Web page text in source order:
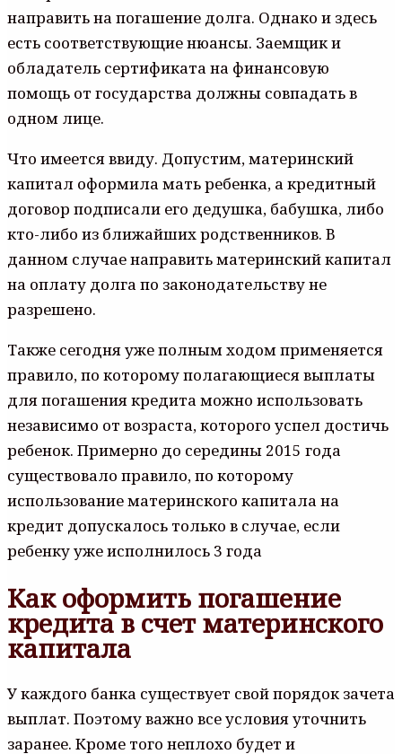
направить на погашение долга. Однако и здесь
есть соответствующие нюансы. Заемщик и
обладатель сертификата на финансовую
помощь от государства должны совпадать в
одном лице.
Что имеется ввиду. Допустим, материнский
капитал оформила мать ребенка, а кредитный
договор подписали его дедушка, бабушка, либо
кто-либо из ближайших родственников. В
данном случае направить материнский капитал
на оплату долга по законодательству не
разрешено.
Также сегодня уже полным ходом применяется
правило, по которому полагающиеся выплаты
для погашения кредита можно использовать
независимо от возраста, которого успел достичь
ребенок. Примерно до середины 2015 года
существовало правило, по которому
использование материнского капитала на
кредит допускалось только в случае, если
ребенку уже исполнилось 3 года
Как оформить погашение
кредита в счет материнского
капитала
У каждого банка существует свой порядок зачета
выплат. Поэтому важно все условия уточнить
заранее. Кроме того неплохо будет и